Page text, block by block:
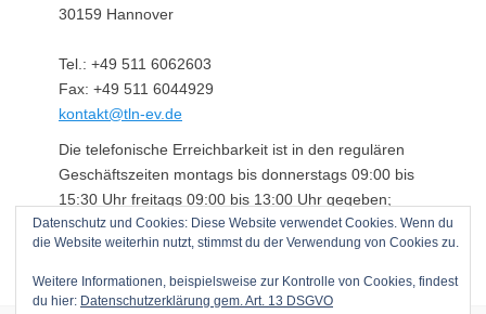
30159 Hannover
Tel.: +49 511 6062603
Fax: +49 511 6044929
kontakt@tln-ev.de
Die telefonische Erreichbarkeit ist in den regulären
Geschäftszeiten montags bis donnerstags 09:00 bis
15:30 Uhr freitags 09:00 bis 13:00 Uhr gegeben;
darüber hinaus über einen angeschlossenen
Anrufbeantworter.
Datenschutz und Cookies: Diese Website verwendet Cookies. Wenn du
die Website weiterhin nutzt, stimmst du der Verwendung von Cookies zu.
Weitere Informationen, beispielsweise zur Kontrolle von Cookies, findest
du hier: Datenschutzerklärung gem. Art. 13 DSGVO